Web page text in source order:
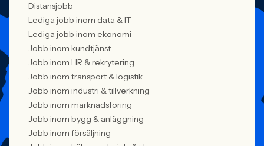
Distansjobb
Lediga jobb inom data & IT
Lediga jobb inom ekonomi
Jobb inom kundtjänst
Jobb inom HR & rekrytering
Jobb inom transport & logistik
Jobb inom industri & tillverkning
Jobb inom marknadsföring
Jobb inom bygg & anläggning
Jobb inom försäljning